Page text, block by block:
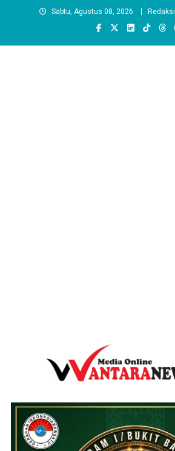
Sabtu, Agustus 08, 2026 Redaksi
wantaranews.com